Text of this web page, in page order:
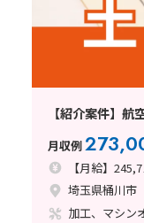
【紹介案件】
月収例
【月給】
埼玉県桶川市
加工、マシン